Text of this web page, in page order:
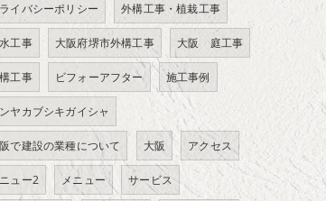
イバシーポリシー 外構工事・植栽工事
工事 大阪府堺市外構工事 大阪 庭工事
工事 ビフォーアフター 施工事例
ヤカブシキガイシャ
で建設の業種について 大阪 アクセス
ュー2 メニュー サービス